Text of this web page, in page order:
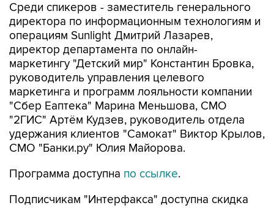
Среди спикеров - заместитель генерального
директора по информационным технологиям и
операциям Sunlight Дмитрий Лазарев,
директор департамента по онлайн-
маркетингу "Детский мир" Константин Бровка,
руководитель управления целевого
маркетинга и программ лояльности компании
"Сбер Еаптека" Марина Меньшова, CMO
"2ГИС" Артём Кудзев, руководитель отдела
удержания клиентов "Самокат" Виктор Крылов,
CMO "Банки.ру" Юлия Майорова.
Программа доступна по ссылке.
Подписчикам "Интерфакса" доступна скидка